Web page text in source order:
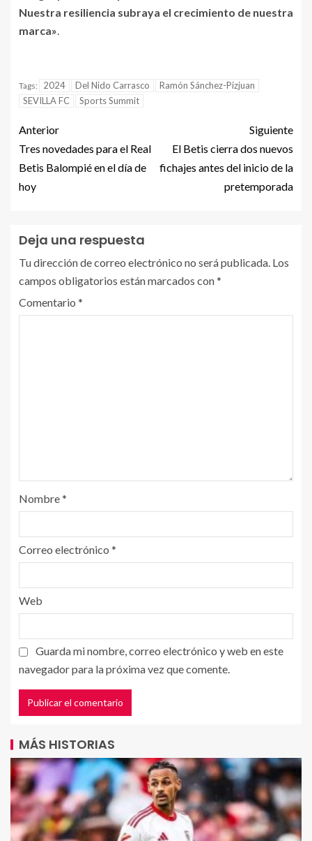
Nuestra resiliencia subraya el crecimiento de nuestra
marca».
Tags: 2024 Del Nido Carrasco
Ramón Sánchez-Pizjuan
SEVILLA FC
Sports Summit
Anterior
Tres novedades para el Real
Betis Balompié en el día de
hoy
Siguiente
El Betis cierra dos nuevos
fichajes antes del inicio de la
pretemporada
Deja una respuesta
Tu dirección de correo electrónico no será publicada. Los
campos obligatorios están marcados con*
Comentario *
Nombre*
Correo electrónico *
Web
Guarda mi nombre, correo electrónico y web en este
navegador para la próxima vez que comente.
MÁS HISTORIAS